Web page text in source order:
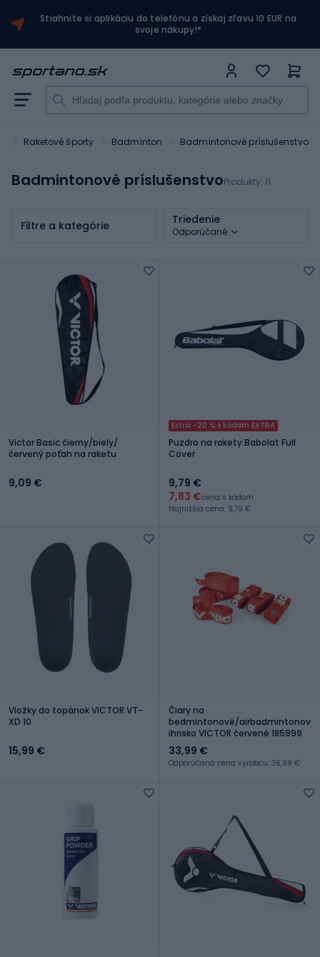
Stiahnite si aplikáciu do telefónu a získaj zľavu 10 EUR na
svoje nákupy!*
Raketové športy Badminton Badmintonové príslušenstvo
Badmintonové príslušenstvoProdukty: 11
Filtre a kategórie Triedenie
Odporúčané
Victor Basic čierny/biely/
červený poťah na raketu
9,09 €
Extra -20 % s kódom EXTRA
Puzdro na rakety Babolat Full
Cover
9,79 €
7,83 €cena s kódom
Najnižšia cena: 9,79 €
Vložky do topánok VICTOR VT-
XD 10
15,99 €
Čiary na
bedmintonové/airbadmintonové
ihrisko VICTOR červené 185999
33,99 €
Odporúčaná cena výrobcu: 36,99 €